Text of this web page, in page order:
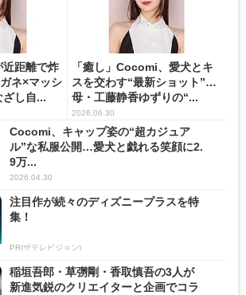
近距離で炸
ネ×マッシ
ざし自...
「癒し」Cocomi、愛犬とキ
スを交わす“最新ショット”…
母・工藤静香ゆずりの“...
2026.06.30
Cocomi、キャップ姿の“超カジュア
ル”な私服公開…愛犬と戯れる笑顔に2.
9万...
2026.04.30
注目作が続々のディズニープラスを特
集！
PR(ザテレビジョン)
稲垣吾郎・草彅剛・香取慎吾の3人が
新進気鋭のクリエイターと企画でコラ